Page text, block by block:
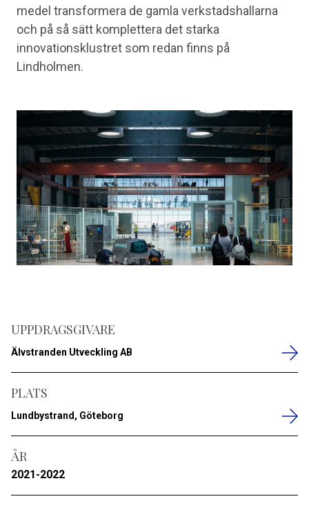
medel transformera de gamla verkstadshallarna
och på så sätt komplettera det starka
innovationsklustret som redan finns på
Lindholmen.
UPPDRAGSGIVARE
Älvstranden Utveckling AB
PLATS
Lundbystrand, Göteborg
ÅR
2021-2022